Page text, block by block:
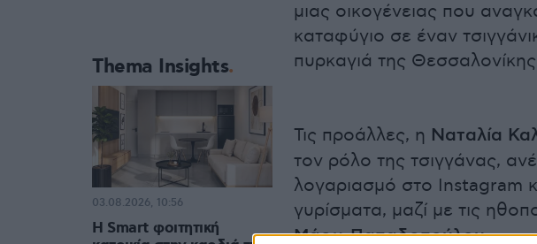
μιας οικογένειας που
καταφύγιο σε έναν
πυρκαγιά της Θεσσαλονίκης
Τις προάλλες, η Ναταλία
τον ρόλο της τσιγγάνας,
λογαριασμό στο Instagram
γυρίσματα, μαζί με τις
Μάρω Παπαδοπούλου.
Thema Insights
Η Smart φοιτητική
03.08.2026, 10:56